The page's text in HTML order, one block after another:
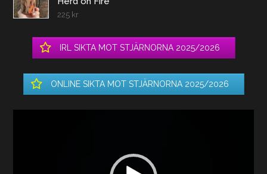
225 kr
IRL SIKTA MOT STJÄRNORNA 2025/2026
ONLINE SIKTA MOT STJÄRNORNA 2025/2026